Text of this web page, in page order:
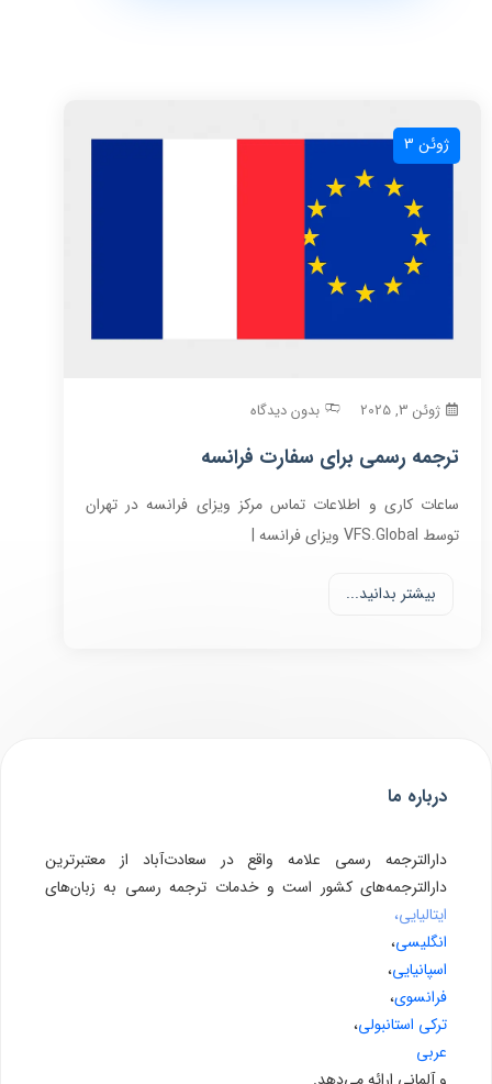
ژوئن 3
ژوئن 3, 2025 بدون دیدگاه
ترجمه رسمی برای سفارت فرانسه
ساعات کاری و اطلاعات تماس مرکز ویزای فرانسه در تهران
توسط VFS.Global ویزای فرانسه |
بیشتر بدانید...
درباره ما
دارالترجمه رسمی علامه واقع در سعادت‌آباد از معتبرترین
دارالترجمه‌های کشور است و خدمات ترجمه رسمی به زبان‌های
ایتالیایی،
انگلیسی،
اسپانیایی،
فرانسوی،
ترکی استانبولی،
عربی